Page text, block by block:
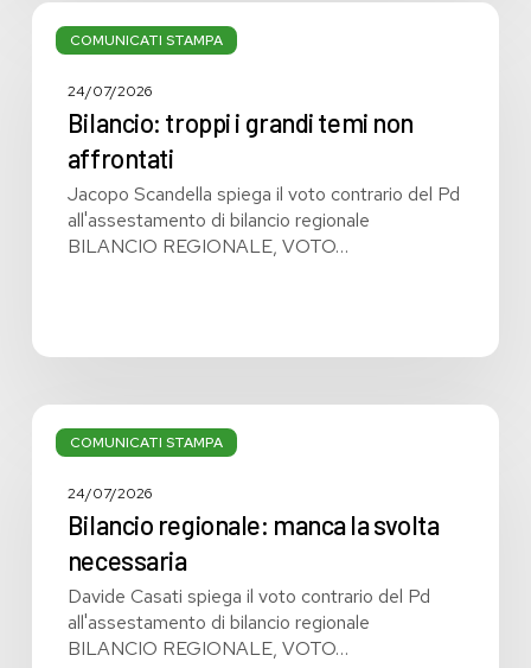
COMUNICATI STAMPA
Bilancio:
troppi
grandi
affrontati
24/07/2026
Bilancio: troppi i grandi temi non
affrontati
Jacopo Scandella spiega il voto contrario del Pd
all'assestamento di bilancio regionale
BILANCIO REGIONALE, VOTO…
COMUNICATI STAMPA
Bilancio
regionale:
svolta
24/07/2026
Bilancio regionale: manca la svolta
necessaria
Davide Casati spiega il voto contrario del Pd
all'assestamento di bilancio regionale
BILANCIO REGIONALE, VOTO…